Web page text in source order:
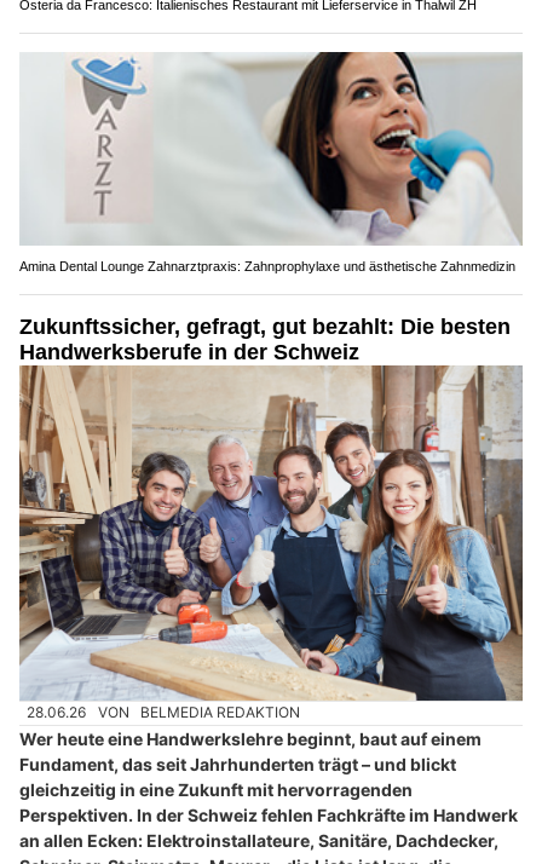
Osteria da Francesco: Italienisches Restaurant mit Lieferservice in Thalwil ZH
Amina Dental Lounge Zahnarztpraxis: Zahnprophylaxe und ästhetische Zahnmedizin
Zukunftssicher, gefragt, gut bezahlt: Die besten
Handwerksberufe in der Schweiz
28.06.26 VON BELMEDIA REDAKTION
Wer heute eine Handwerkslehre beginnt, baut auf einem
Fundament, das seit Jahrhunderten trägt – und blickt
gleichzeitig in eine Zukunft mit hervorragenden
Perspektiven. In der Schweiz fehlen Fachkräfte im Handwerk
an allen Ecken: Elektroinstallateure, Sanitäre, Dachdecker,